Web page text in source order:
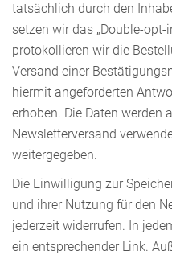
tatsächlich durch den
setzen wir das „Double-opt-
protokollieren wir die
Versand einer
hiermit angeforderten
erhoben. Die Daten werden
Newsletterversand
weitergegeben.
Die Einwilligung zur
und ihrer Nutzung für den
jederzeit widerrufen. In
ein entsprechender Link.